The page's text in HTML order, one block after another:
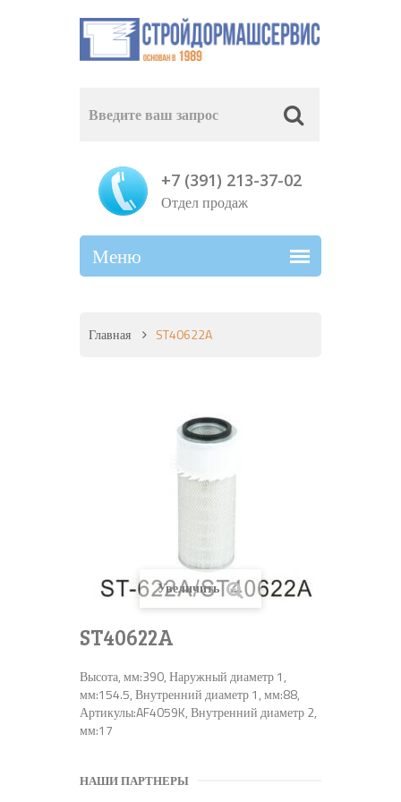
+7 (391) 213-37-02
Отдел продаж
Главная ST40622A
Увеличить
ST40622A
Высота, мм:390, Наружный диаметр 1,
мм:154.5, Внутренний диаметр 1, мм:88,
Артикулы:AF4059K, Внутренний диаметр 2,
мм:17
НАШИ ПАРТНЕРЫ